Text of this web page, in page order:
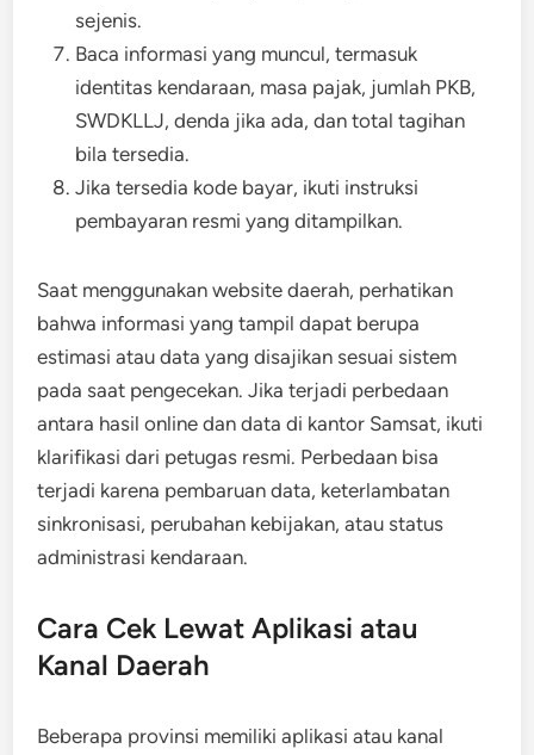
sejenis.
Baca informasi yang muncul, termasuk
identitas kendaraan, masa pajak, jumlah PKB,
SWDKLLJ, denda jika ada, dan total tagihan
bila tersedia.
Jika tersedia kode bayar, ikuti instruksi
pembayaran resmi yang ditampilkan.
Saat menggunakan website daerah, perhatikan
bahwa informasi yang tampil dapat berupa
estimasi atau data yang disajikan sesuai sistem
pada saat pengecekan. Jika terjadi perbedaan
antara hasil online dan data di kantor Samsat, ikuti
klarifikasi dari petugas resmi. Perbedaan bisa
terjadi karena pembaruan data, keterlambatan
sinkronisasi, perubahan kebijakan, atau status
administrasi kendaraan.
Cara Cek Lewat Aplikasi atau
Kanal Daerah
Beberapa provinsi memiliki aplikasi atau kanal